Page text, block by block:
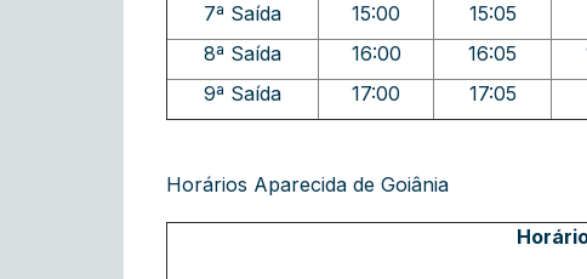
7ª Saída
15:00 15:05
8ª Saída
16:00 16:05
9ª Saída
17:00 17:05
Horários Aparecida de Goiânia